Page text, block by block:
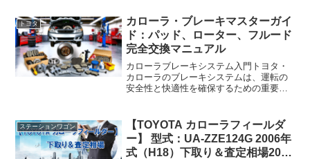
万円～5万円買取り相場：...
トヨタ
カローラ・ブレーキマスターガイ
ド：パッド、ローター、フルード
完全交換マニュアル
カローラブレーキシステム入門トヨタ・
カローラのブレーキシステムは、運転の
安全性と快適性を確保するための重要な
フルードの基本と、これらがどのように
連携して車両の安全を支え...
ステーションワゴン
【TOYOTA カローラフィールダ
ー】 型式：UA-ZZE124G 2006年
式（H18）下取り＆査定相場2026